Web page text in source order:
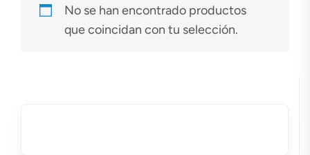
No se han encontrado productos
que coincidan con tu selección.